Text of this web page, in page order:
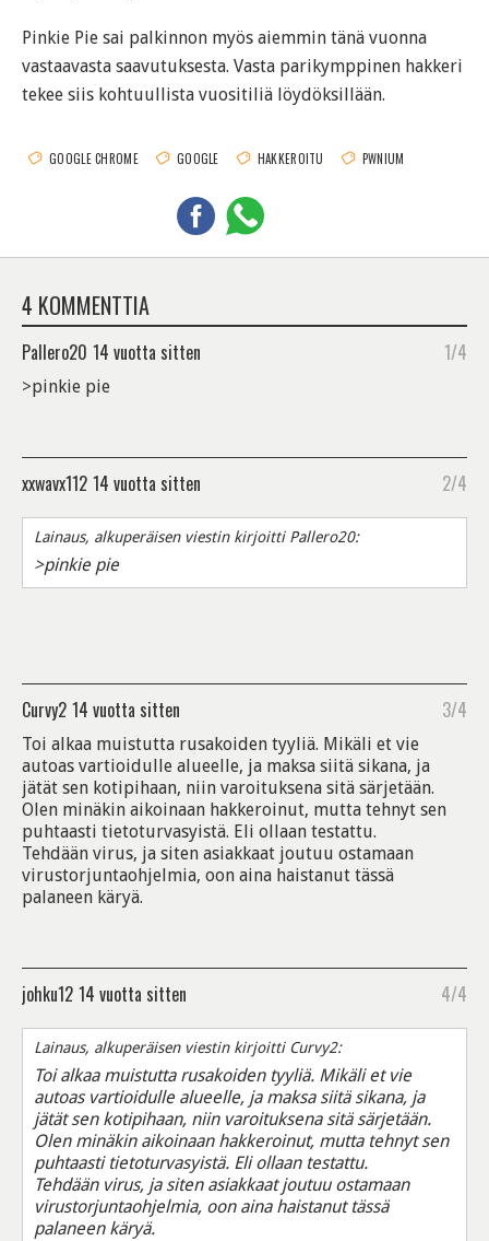
Pinkie Pie sai palkinnon myös aiemmin tänä vuonna
vastaavasta saavutuksesta. Vasta parikymppinen hakkeri
tekee siis kohtuullista vuositiliä löydöksillään.
GOOGLE CHROME GOOGLE HAKKEROITU PWNIUM
4 KOMMENTTIA
Pallero20 14 vuotta sitten 1/4
>pinkie pie
xxwavx112 14 vuotta sitten 2/4
Lainaus, alkuperäisen viestin kirjoitti Pallero20:
>pinkie pie
Curvy2 14 vuotta sitten 3/4
Toi alkaa muistutta rusakoiden tyyliä. Mikäli et vie
autoas vartioidulle alueelle, ja maksa siitä sikana, ja
jätät sen kotipihaan, niin varoituksena sitä särjetään.
Olen minäkin aikoinaan hakkeroinut, mutta tehnyt sen
puhtaasti tietoturvasyistä. Eli ollaan testattu.
Tehdään virus, ja siten asiakkaat joutuu ostamaan
virustorjuntaohjelmia, oon aina haistanut tässä
palaneen käryä.
johku12 14 vuotta sitten 4/4
Lainaus, alkuperäisen viestin kirjoitti Curvy2:
Toi alkaa muistutta rusakoiden tyyliä. Mikäli et vie
autoas vartioidulle alueelle, ja maksa siitä sikana, ja
jätät sen kotipihaan, niin varoituksena sitä särjetään.
Olen minäkin aikoinaan hakkeroinut, mutta tehnyt sen
puhtaasti tietoturvasyistä. Eli ollaan testattu.
Tehdään virus, ja siten asiakkaat joutuu ostamaan
virustorjuntaohjelmia, oon aina haistanut tässä
palaneen käryä.